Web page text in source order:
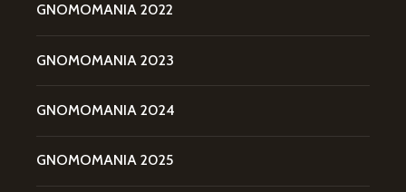
GNOMOMANIA 2022
GNOMOMANIA 2023
GNOMOMANIA 2024
GNOMOMANIA 2025